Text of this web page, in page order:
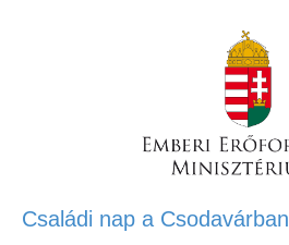
Családi nap a Csodavárban